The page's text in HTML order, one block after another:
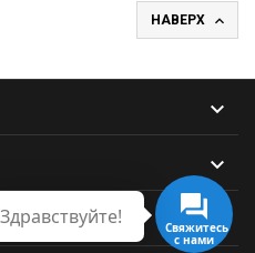
НАВЕРХ 



Свяжитесь
с нами
Здравствуйте!